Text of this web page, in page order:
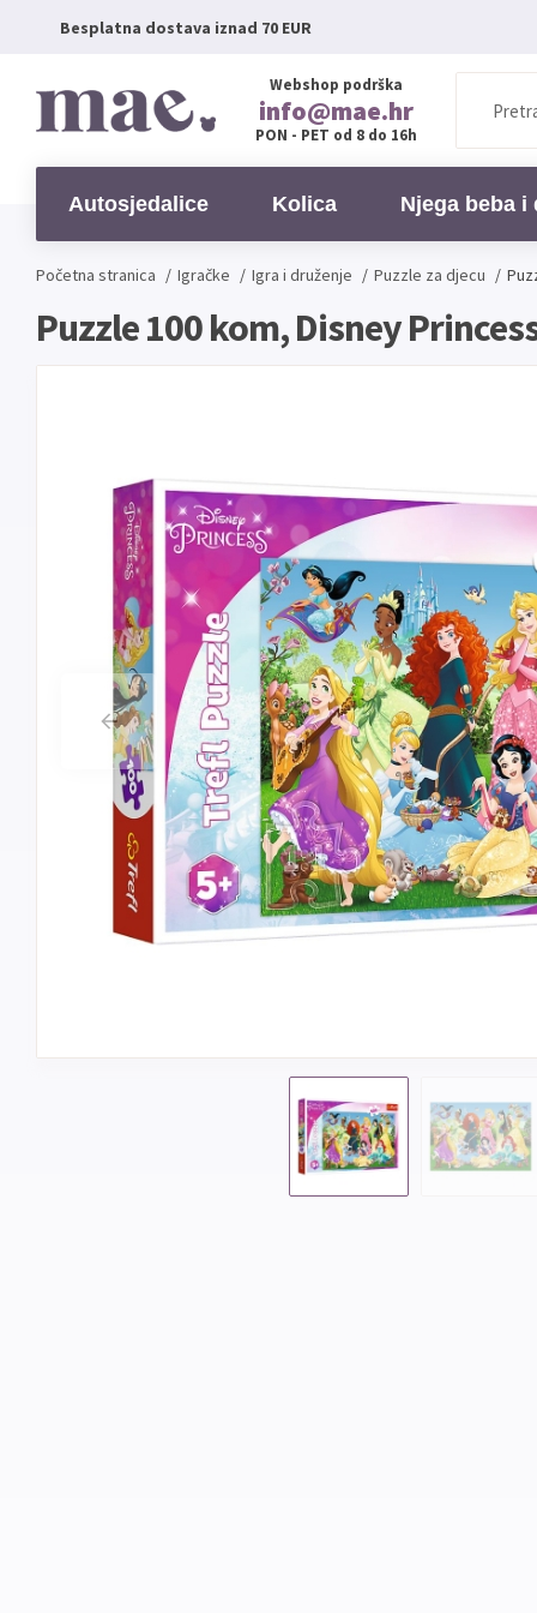
Besplatna dostava iznad 70 EUR
Webshop podrška
info@mae.hr
PON - PET od 8 do 16h
Autosjedalice Kolica Njega beba i
Početna stranica / Igračke / Igra i druženje / Puzzle za djecu /
Puzzle 100 kom, Disney